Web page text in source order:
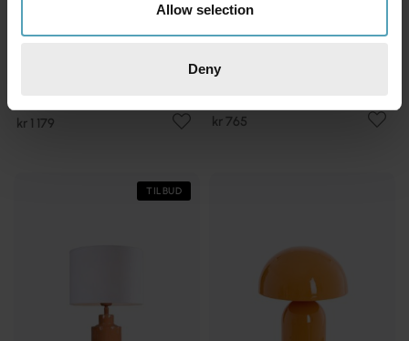
Allow selection
Deny
kr 1 179 kr 765
TILBUD